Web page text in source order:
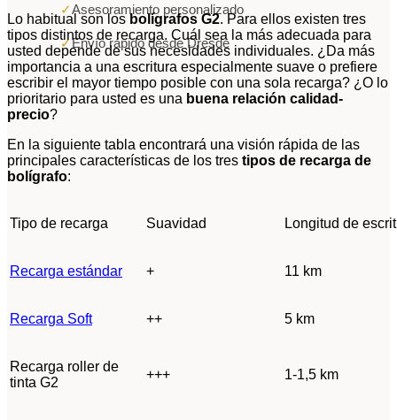
✓Asesoramiento personalizado
✓Envío rápido desde Dresde
Lo habitual son losbolígrafos G2. Para ellos existen tres
tipos distintos de recarga. Cuál sea la más adecuada para
usted depende de sus necesidades individuales. ¿Da más
importancia a una escritura especialmente suave o prefiere
escribir el mayor tiempo posible con una sola recarga? ¿O lo
prioritario para usted es una buena relación calidad-
precio?
En la siguiente tabla encontrará una visión rápida de las
principales características de los tres tipos de recarga de
bolígrafo:
Tipo de recarga Suavidad Longitud de
Recarga estándar + 11 km
Recarga Soft ++ 5 km
Recarga roller de
tinta G2
+++ 1-1,5 km